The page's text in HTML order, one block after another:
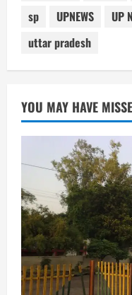
sp
UPNEWS UP
uttar pradesh
YOU MAY HAVE